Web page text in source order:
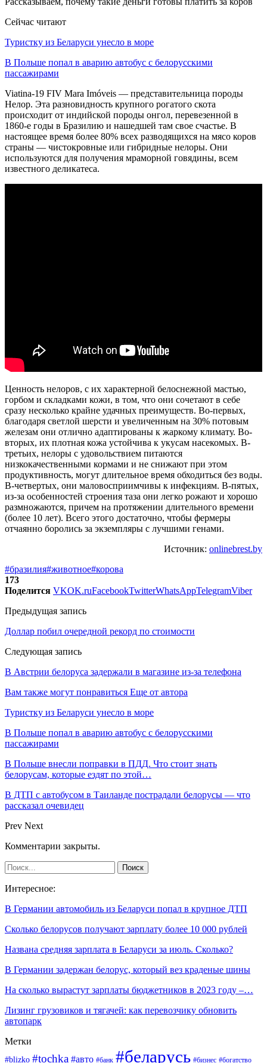
Сейчас читают
Туристку из Беларуси унесло в море
В Польше попал в аварию автобус с белорусскими
пассажирами
Viatina-19 FIV Mara Imóveis — представительница породы
Нелор. Эта разновидность крупного рогатого скота
происходит от индийской породы онгол, перевезенной в
1860-е годы в Бразилию и нашедшей там свое счастье. В
настоящее время более 80% всех разводящихся на мясо коров
страны — чистокровные или гибридные нелоры. Они
используются для получения мраморной говядины, всем
известного деликатеса.
Ценность нелоров, с их характерной белоснежной мастью,
горбом и складками кожи, в том, что они сочетают в себе
сразу несколько крайне удачных преимуществ. Во-первых,
благодаря светлой шерсти и увеличенным на 30% потовым
железам они отлично адаптированы к жаркому климату. Во-
вторых, их плотная кожа устойчива к укусам насекомых. В-
третьих, нелоры с удовольствием питаются
низкокачественными кормами и не снижают при этом
продуктивность, могут длительное время обходиться без воды.
В-четвертых, они маловосприимчивы к инфекциям. В-пятых,
из-за особенностей строения таза они легко рожают и хорошо
размножаются, причем на протяжении длительного времени
(более 10 лет). Всего этого достаточно, чтобы фермеры
отчаянно боролись за экземпляры с лучшими генами.
Источник: onlinebrest.by
#бразилия#животное#корова
173
Поделится VKOK.ruFacebookTwitterWhatsAppTelegramViber
Предыдущая запись
Доллар побил очередной рекорд по стоимости
Следующая запись
В Австрии белоруса задержали в магазине из-за телефона
Вам также могут понравиться Еще от автора
Туристку из Беларуси унесло в море
В Польше попал в аварию автобус с белорусскими
пассажирами
В Польше внесли поправки в ПДД. Что стоит знать
белорусам, которые ездят по этой…
В ДТП с автобусом в Таиланде пострадали белорусы — что
рассказал очевидец
Prev Next
Комментарии закрыты.
Интересное:
В Германии автомобиль из Беларуси попал в крупное ДТП
Сколько белорусов получают зарплату более 10 000 рублей
Названа средняя зарплата в Беларуси за июль. Сколько?
В Германии задержан белорус, который вез краденые шины
На сколько вырастут зарплаты бюджетников в 2023 году –…
Лизинг грузовиков и тягачей: как перевозчику обновить
автопарк
Метки
#blizko #tochka #авто #банк #беларусь #бизнес #богатство